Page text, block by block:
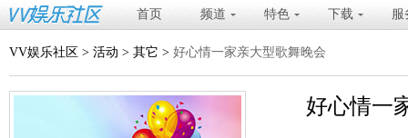
首页 频道 特色 下载 服
VV娱乐社区 > 活动 > 其它 > 好心情一家亲大型歌舞晚会
好心情一